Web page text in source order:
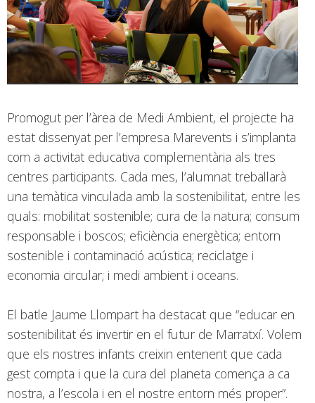
Promogut per l’àrea de Medi Ambient, el projecte ha
estat dissenyat per l’empresa Marevents i s’implanta
com a activitat educativa complementària als tres
centres participants. Cada mes, l’alumnat treballarà
una temàtica vinculada amb la sostenibilitat, entre les
quals: mobilitat sostenible; cura de la natura; consum
responsable i boscos; eficiència energètica; entorn
sostenible i contaminació acústica; reciclatge i
economia circular; i medi ambient i oceans.
El batle Jaume Llompart ha destacat que “educar en
sostenibilitat és invertir en el futur de Marratxí. Volem
que els nostres infants creixin entenent que cada
gest compta i que la cura del planeta comença a ca
nostra, a l’escola i en el nostre entorn més proper”.